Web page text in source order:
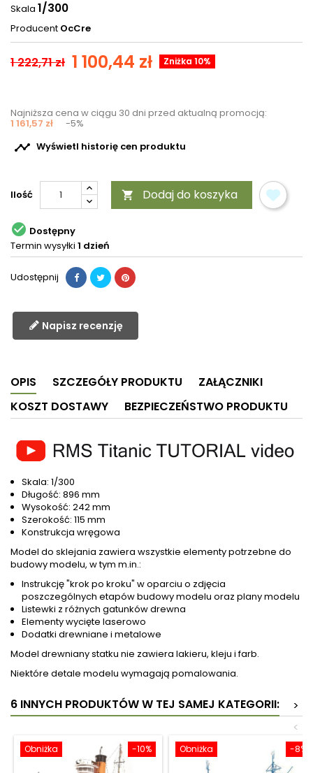
Skala 1/300
Producent OcCre
1 222,71 zł 1 100,44 zł Zniżka 10%
Najniższa cena w ciągu 30 dni przed aktualną promocją:
1 161,57 zł -5%
 Wyświetl historię cen produktu
Ilość  Dodaj do koszyka
 Dostępny
Termin wysyłki 1 dzień
Udostępnij
Napisz recenzję
OPIS SZCZEGÓŁY PRODUKTU
ZAŁĄCZNIKI
KOSZT DOSTAWY
BEZPIECZEŃSTWO PRODUKTU
Skala: 1/300
Długość: 896 mm
Wysokość: 242 mm
Szerokość: 115 mm
Konstrukcja wręgowa
Model do sklejania zawiera wszystkie elementy potrzebne do
budowy modelu, w tym m.in.:
Instrukcję "krok po kroku" w oparciu o zdjęcia
poszczególnych etapów budowy modelu oraz plany modelu
Listewki z różnych gatunków drewna
Elementy wycięte laserowo
Dodatki drewniane i metalowe
Model drewniany statku nie zawiera lakieru, kleju i farb.
Niektóre detale modelu wymagają pomalowania.
6 INNYCH PRODUKTÓW W TEJ SAMEJ KATEGORII:
>
<
-10%
Obniżka -8%
Obniżka